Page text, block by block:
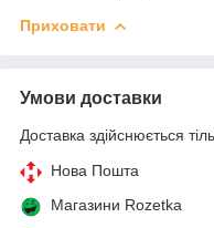
Приховати
Умови доставки
Доставка здійснюється
Нова Пошта
Магазини Rozetka